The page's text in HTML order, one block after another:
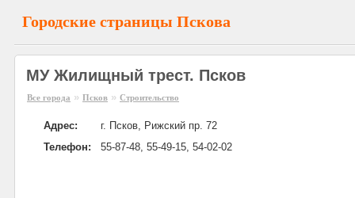
Городские страницы Пскова
МУ Жилищный трест. Псков
Все города » Псков » Строительство
Адрес:
г. Псков, Рижский пр. 72
Телефон:
55-87-48, 55-49-15, 54-02-02